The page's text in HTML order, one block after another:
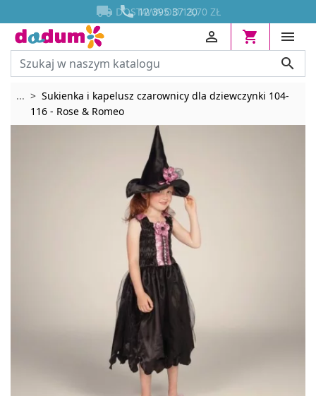
 12 395 37 20
 DOSTAWA OD 13,70 ZŁ






... Rozwiń breadcrumbs
Sukienka i kapelusz czarownicy dla dziewczynki 104-
116 - Rose & Romeo